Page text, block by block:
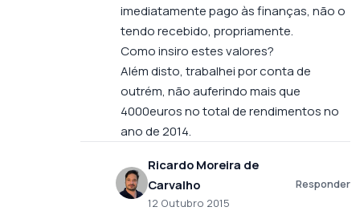
imediatamente pago às finanças, não o
tendo recebido, propriamente.
Como insiro estes valores?
Além disto, trabalhei por conta de
outrém, não auferindo mais que
4000euros no total de rendimentos no
ano de 2014.
Ricardo Moreira de
Carvalho
12 Outubro 2015
Responder